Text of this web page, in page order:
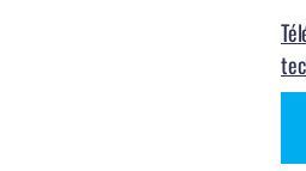
DERNIERS
Voir